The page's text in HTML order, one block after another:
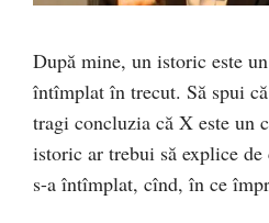
După mine, un istoric este
întîmplat în trecut. Să spui
tragi concluzia că X este un
istoric ar trebui să explice
s-a întîmplat, cînd, în ce